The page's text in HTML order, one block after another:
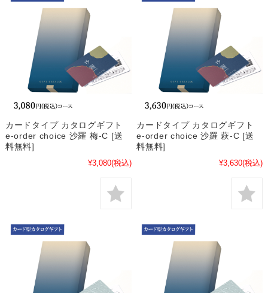
カードタイプ カタログギフト
e-order choice 沙羅 梅-C [送
料無料]
¥3,080(税込)
カードタイプ カタログギフト
e-order choice 沙羅 萩-C [送
料無料]
¥3,630(税込)